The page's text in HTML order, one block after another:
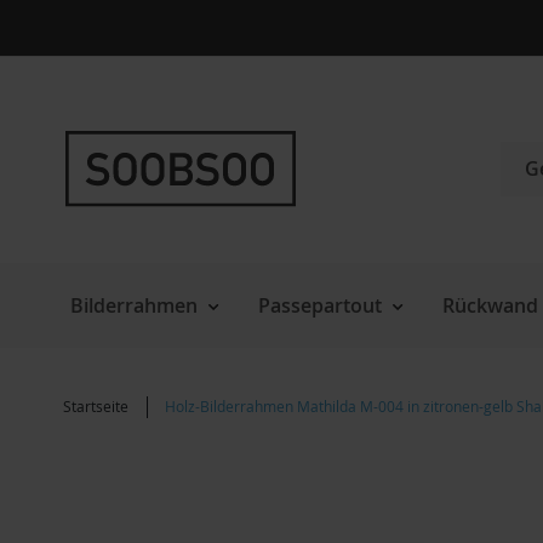
zum
Bilderrahmen Passepartout
Startseite Holz-Bilderrahmen Mathilda M-004 in zitronen-gelb